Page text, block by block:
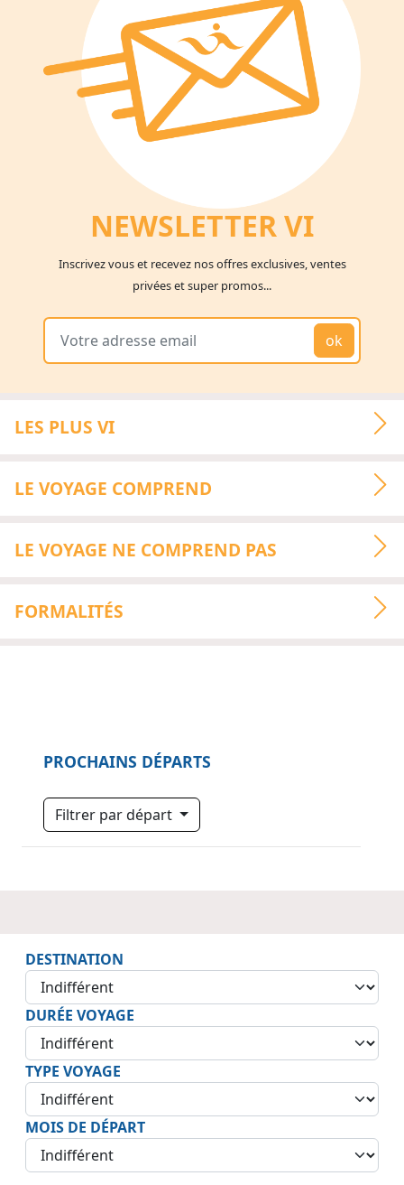
NEWSLETTER VI
Inscrivez vous et recevez nos offres exclusives, ventes
privées et super promos...
ok
LES PLUS VI
LE VOYAGE COMPREND
LE VOYAGE NE COMPREND PAS
FORMALITÉS
PROCHAINS DÉPARTS
Filtrer par départ
DESTINATION
DURÉE VOYAGE
TYPE VOYAGE
MOIS DE DÉPART